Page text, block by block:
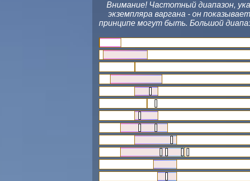
Внимание! Частотный диапазон,
экземпляра варгана - он
принципе могут быть. Большой